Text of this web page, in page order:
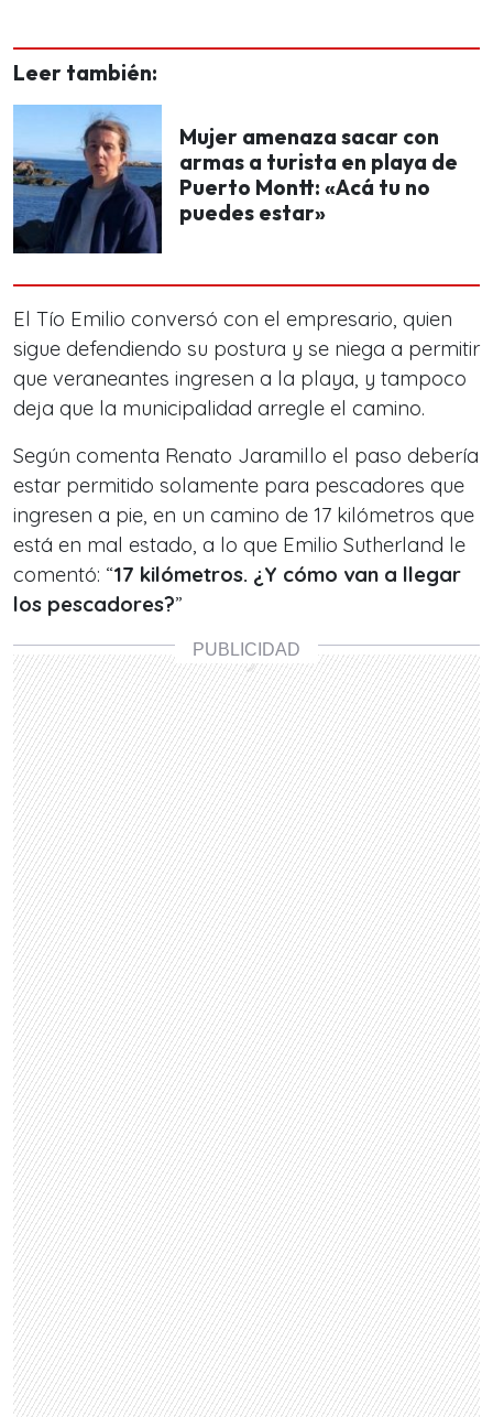
Leer también:
Mujer amenaza sacar con
armas a turista en playa de
Puerto Montt: «Acá tu no
puedes estar»
El Tío Emilio conversó con el empresario, quien
sigue defendiendo su postura y se niega a permitir
que veraneantes ingresen a la playa, y tampoco
deja que la municipalidad arregle el camino.
Según comenta Renato Jaramillo el paso debería
estar permitido solamente para pescadores que
ingresen a pie, en un camino de 17 kilómetros que
está en mal estado, a lo que Emilio Sutherland le
comentó: “17 kilómetros. ¿Y cómo van a llegar
los pescadores?”